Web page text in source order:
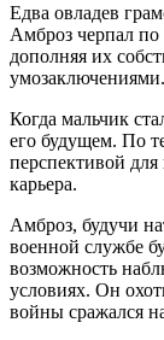
Едва овладев
Амброз черпал по
дополняя их
умозаключениями.
Когда мальчик
его будущем. По
перспективой
карьера.
Амброз, будучи
военной службе
возможность
условиях. Он
войны сражался